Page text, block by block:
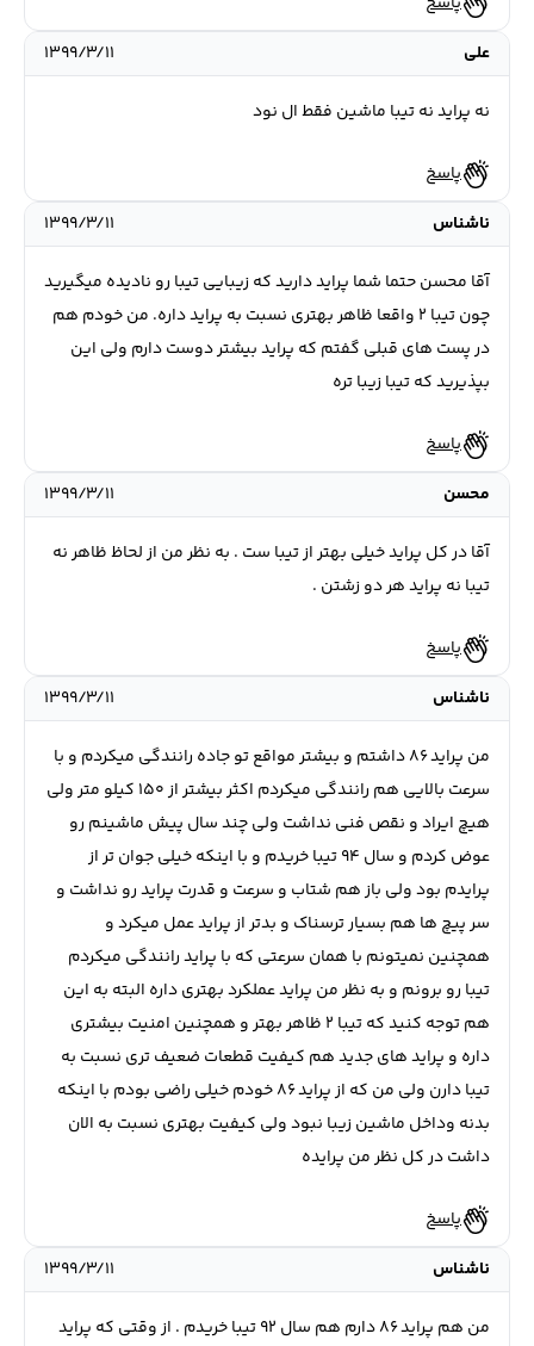
علی
۱۳۹۹/۳/۱۱
نه پراید نه تیبا ماشین فقط ال نود
پاسخ
ناشناس
۱۳۹۹/۳/۱۱
آقا محسن حتما شما پراید دارید که زیبایی تیبا رو نادیده میگیرید
چون تیبا ۲ واقعا ظاهر بهتری نسبت به پراید داره. من خودم هم
در پست های قبلی گفتم که پراید بیشتر دوست دارم ولی این
بپذیرید که تیبا زیبا تره
پاسخ
محسن
۱۳۹۹/۳/۱۱
آقا در کل پراید خیلی بهتر از تیبا ست . به نظر من از لحاظ ظاهر نه
تیبا نه پراید هر دو زشتن .
پاسخ
ناشناس
۱۳۹۹/۳/۱۱
من پراید ۸۶ داشتم و بیشتر مواقع تو جاده رانندگی میکردم و با
سرعت بالایی هم رانندگی میکردم اکثر بیشتر از ۱۵۰ کیلو متر ولی
هیچ ایراد و نقص فنی نداشت ولی چند سال پیش ماشینم رو
عوض کردم و سال ۹۴ تیبا خریدم و با اینکه خیلی جوان تر از
پرایدم بود ولی باز هم شتاب و سرعت و قدرت پراید رو نداشت و
سر پیچ ها هم بسیار ترسناک و بدتر از پراید عمل میکرد و
همچنین نمیتونم با همان سرعتی که با پراید رانندگی میکردم
تیبا رو برونم و به نظر من پراید عملکرد بهتری داره البته به این
هم توجه کنید که تیبا ۲ ظاهر بهتر و همچنین امنیت بیشتری
داره و پراید های جدید هم کیفیت قطعات ضعیف تری نسبت به
تیبا دارن ولی من که از پراید ۸۶ خودم خیلی راضی بودم با اینکه
بدنه وداخل ماشین زیبا نبود ولی کیفیت بهتری نسبت به الان
داشت در کل نظر من پرایده
پاسخ
ناشناس
۱۳۹۹/۳/۱۱
من هم پراید ۸۶ دارم هم سال ۹۲ تیبا خریدم . از وقتی که پراید